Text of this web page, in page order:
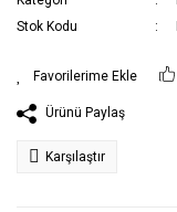
Stok Kodu
Ürünü Paylaş
Karşılaştır